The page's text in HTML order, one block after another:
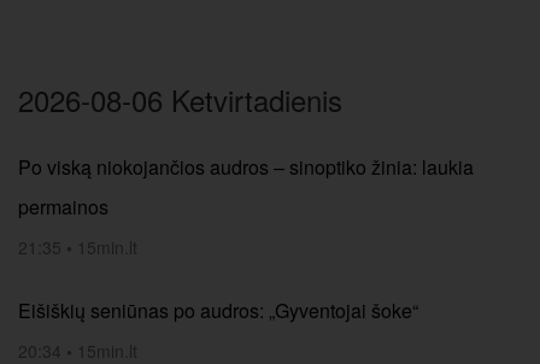
2026-08-06 Ketvirtadienis
Po viską niokojančios audros – sinoptiko žinia: laukia
permainos
21:35 • 15min.lt
Eišiškių seniūnas po audros: „Gyventojai šoke“
20:34 • 15min.lt